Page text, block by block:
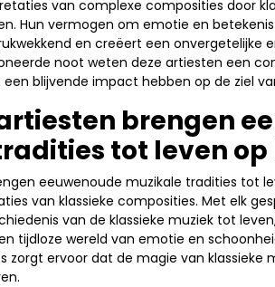
van complexe composities door
Hun vermogen om emotie en
en creëert een onvergetelijke
noot weten deze artiesten een
blijvende impact hebben op de ziel
brengen
tot leven
eeuwenoude muzikale tradities tot
van klassieke composities. Met elk
van de klassieke muziek tot
tijdloze wereld van emotie en
zorgt ervoor dat de magie van klassieke